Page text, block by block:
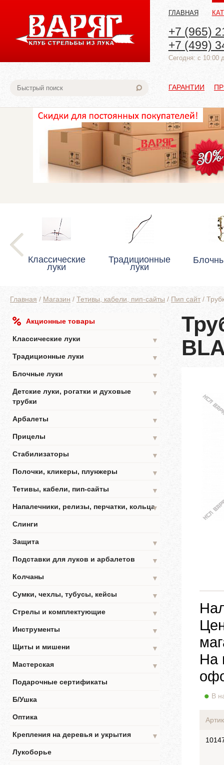
ГЛАВНАЯ
+7 (965)
+7 (499)
Cегодня: с 10:00
ГАРАНТИИ
Классические
луки
Традиционные
луки
Главная / Магазин / Тетивы, кабели, пип-сайты / Пип сайт /
Акционные товары
Классические луки
▼
Традиционные луки
▼
Блочные луки
▼
Детские луки, рогатки и духовые
трубки
▼
Арбалеты
▼
Прицелы
▼
Стабилизаторы
▼
Полочки, кликеры, плунжеры
▼
Тетивы, кабели, пип-сайты
▼
Напалечники, релизы, перчатки, кольца▼
Слинги
Защита
▼
Подставки для луков и арбалетов
▼
Колчаны
▼
Сумки, чехлы, тубусы, кейсы
▼
Стрелы и комплектующие
▼
Инструменты
▼
Щиты и мишени
▼
Мастерская
▼
Подарочные сертификаты
Б/Ушка
Оптика
Крепления на деревья и укрытия
▼
Лукоборье
На
В